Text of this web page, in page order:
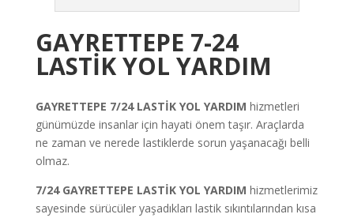
GAYRETTEPE 7-24
LASTİK YOL YARDIM
GAYRETTEPE 7/24 LASTİK YOL YARDIM hizmetleri
günümüzde insanlar için hayati önem taşır. Araçlarda
ne zaman ve nerede lastiklerde sorun yaşanacağı belli
olmaz.
7/24 GAYRETTEPE LASTİK YOL YARDIM hizmetlerimiz
sayesinde sürücüler yaşadıkları lastik sıkıntılarından kısa